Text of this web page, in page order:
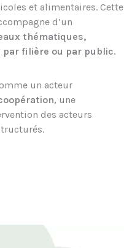
et alimentaires. Cette
d’un
thématiques,
filière ou par public.
un acteur
, une
des acteurs